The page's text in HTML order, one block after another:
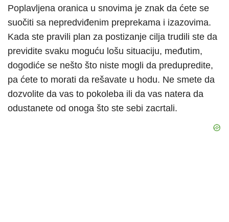
Poplavljena oranica u snovima je znak da ćete se
suočiti sa nepredviđenim preprekama i izazovima.
Kada ste pravili plan za postizanje cilja trudili ste da
previdite svaku moguću lošu situaciju, međutim,
dogodiće se nešto što niste mogli da predupredite,
pa ćete to morati da rešavate u hodu. Ne smete da
dozvolite da vas to pokoleba ili da vas natera da
odustanete od onoga što ste sebi zacrtali.